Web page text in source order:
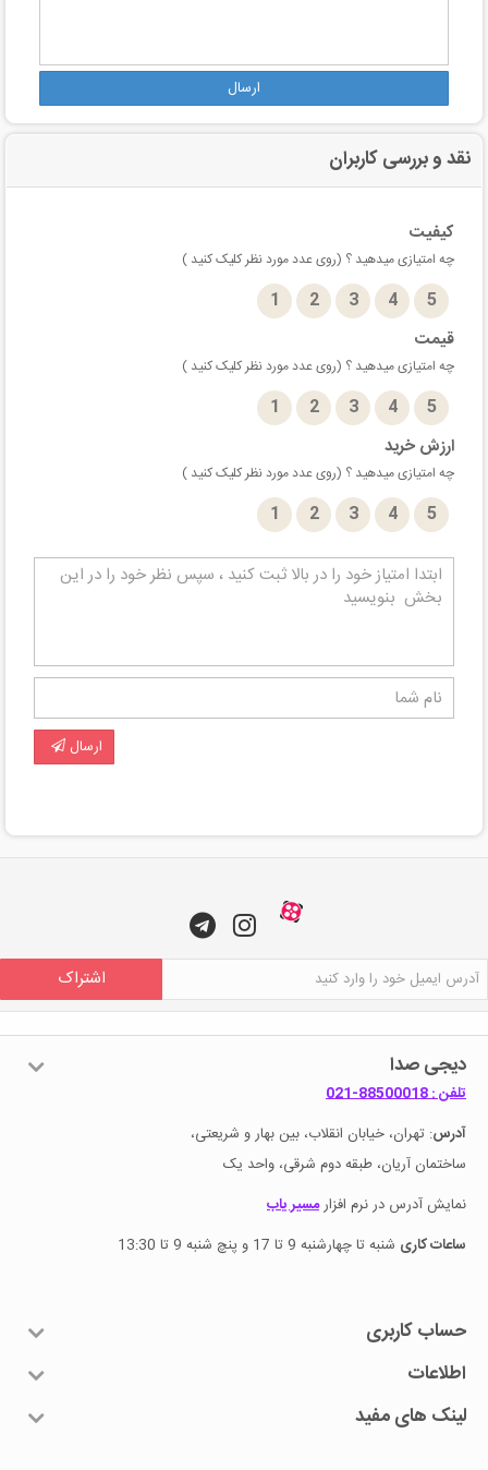
ارسال
نقد و بررسی کاربران
کیفیت
چه امتیازی میدهید ؟ (روی عدد مورد نظر کلیک کنید )
1 2 3 4
5
قیمت
چه امتیازی میدهید ؟ (روی عدد مورد نظر کلیک کنید )
1 2 3 4
5
ارزش خرید
چه امتیازی میدهید ؟ (روی عدد مورد نظر کلیک کنید )
1 2 3 4 5
ارسال
اشتراک
دیجی صدا
تلفن : 88500018-021
آدرس: تهران، خیابان انقلاب، بین بهار و شریعتی،
ساختمان آریان، طبقه دوم شرقی، واحد یک
نمایش آدرس در نرم افزارمسیر یاب
ساعات کاری شنبه تا چهارشنبه 9 تا 17 و پنچ شنبه 9 تا 13:30
حساب کاربری
اطلاعات
لینک های مفید